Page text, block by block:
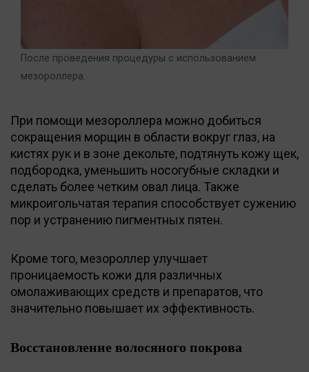
После проведения процедуры с использованием
мезороллера.
При помощи мезороллера можно добиться
сокращения морщин в области вокруг глаз, на
кистях рук и в зоне декольте, подтянуть кожу щек,
подбородка, уменьшить носогубные складки и
сделать более четким овал лица. Также
микроигольчатая терапия способствует сужению
пор и устранению пигментных пятен.
Кроме того, мезороллер улучшает
проницаемость кожи для различных
омолаживающих средств и препаратов, что
значительно повышает их эффективность.
Восстановление волосяного покрова